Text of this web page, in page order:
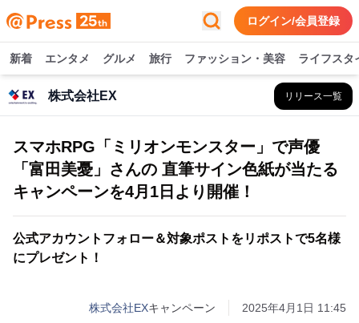
ログイン/会員登録
新着 エンタメ グルメ 旅行 ファッション・美容 ライフスタ
株式会社EX リリース一覧
スマホRPG「ミリオンモンスター」で声優
「富田美憂」さんの 直筆サイン色紙が当たる
キャンペーンを4月1日より開催！
公式アカウントフォロー＆対象ポストをリポストで5名様
にプレゼント！
株式会社EXキャンペーン 2025年4月1日 11:45